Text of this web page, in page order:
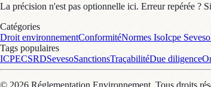
La précision n'est pas optionnelle ici. Erreur repérée ?
Catégories
Droit environnementConformitéNormes IsoIcpe Seveso
Tags populaires
ICPECSRDSevesoSanctionsTraçabilitéDue diligence
© 2026 Réglementation Environnement . Tous droits